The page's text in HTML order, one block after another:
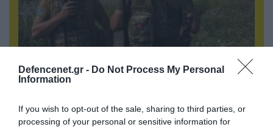
Defencenet.gr - Do Not Process My Personal
Information
If you wish to opt-out of the sale, sharing to third parties, or
processing of your personal or sensitive information for
05.08.2026 | 22:02
Αδειάζουν το Κραματόρσκ οι Ουκρανοί:
αιφνιδιαστική προώθηση των Ρώσων (βίντεο)